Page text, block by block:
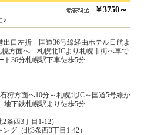
￥3750～
♪
出口左折 国道36号線経由ホテル日航よ
幌方面へ 札幌北ICより札幌市街へ車で
ト36分札幌駅下車徒歩5分
狩方面へ10分～札幌北IC～国道5号線か
地下鉄札幌駅より徒歩5分
西3丁目1-12）
グ（北3条西3丁目1-42）